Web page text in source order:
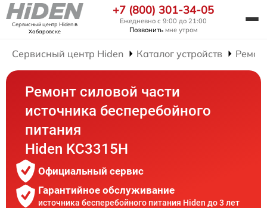
Сервисный центр Hidenв
Хабаровске
+7 (800) 301-34-05
Ежедневно с 9:00 до 21:00
Позвонить мне утром
Сервисный центр Hiden Каталог устройств
Ремонт силовой части
источника бесперебойного
питания
Hiden KC3315H
Официальный сервис
Гарантийное обслуживание
источника бесперебойного питания Hiden до 3 лет